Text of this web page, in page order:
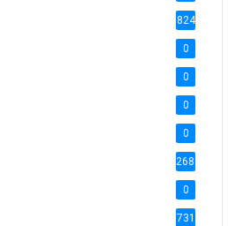
824
0
0
0
0
2686
0
731